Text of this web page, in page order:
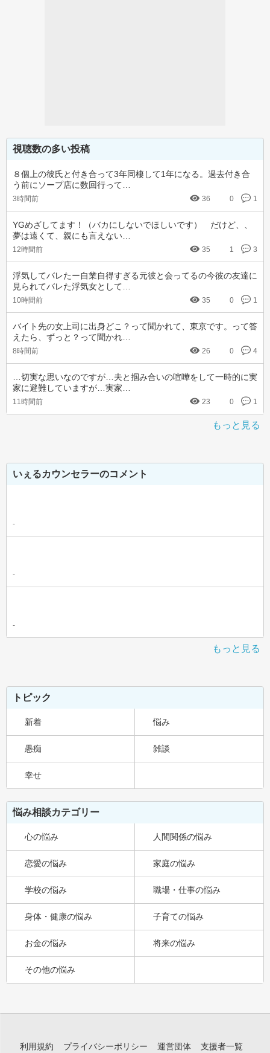
視聴数の多い投稿
８個上の彼氏と付き合って3年同棲して1年になる。過去付き合
う前にソープ店に数回行って…
3時間前 36 0 1
YGめざしてます！（バカにしないでほしいです）　だけど、、
夢は遠くて、親にも言えない…
12時間前 35 1 3
浮気してバレたー自業自得すぎる元彼と会ってるの今彼の友達に
見られてバレた浮気女として…
10時間前 35 0 1
バイト先の女上司に出身どこ？って聞かれて、東京です。って答
えたら、ずっと？って聞かれ…
8時間前 26 0 4
…切実な思いなのですが…夫と掴み合いの喧嘩をして一時的に実
家に避難していますが…実家…
11時間前 23 0 1
もっと見る
いぇるカウンセラーのコメント
-
-
-
もっと見る
トピック
新着 悩み
愚痴 雑談
幸せ
悩み相談カテゴリー
心の悩み 人間関係の悩み
恋愛の悩み 家庭の悩み
学校の悩み 職場・仕事の悩み
身体・健康の悩み 子育ての悩み
お金の悩み 将来の悩み
その他の悩み
利用規約 プライバシーポリシー 運営団体 支援者一覧